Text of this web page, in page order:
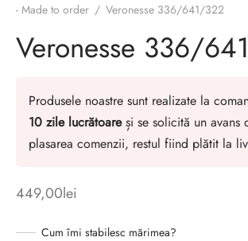
- Made to order / Veronesse 336/641/322
Veronesse 336/
Produsele noastre sunt realizate la
10 zile lucrătoareși se solicită un avans
plasarea comenzii, restul fiind plătit la
449,00lei
Cum îmi stabilesc mărimea?